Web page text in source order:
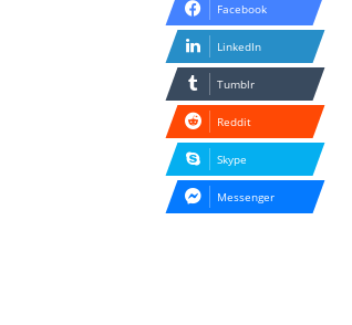
Facebook
LinkedIn
Tumblr
Reddit
Skype
Messenger